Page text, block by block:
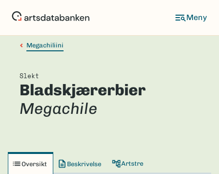
Megachiliini
Slekt
Bladskjærerbier
Megachile
Oversikt Beskrivelse Artstre